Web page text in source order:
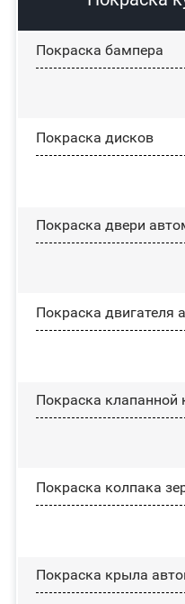
Покраска бампера
Покраска дисков
Покраска двери
Покраска двигателя
Покраска
Покраска колпака
Покраска крыла